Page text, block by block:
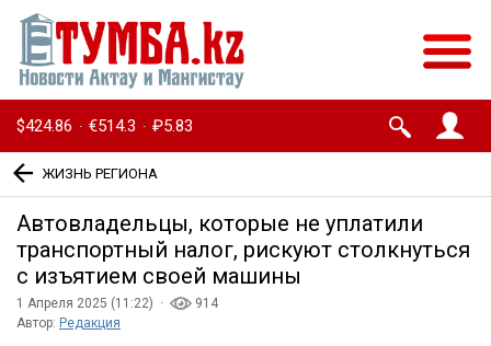
$424.86 · €514.3 · ₽5.83
ЖИЗНЬ РЕГИОНА
Автовладельцы, которые не уплатили
транспортный налог, рискуют столкнуться
с изъятием своей машины
1 Апреля 2025 (11:22) ·
914
Автор: Редакция